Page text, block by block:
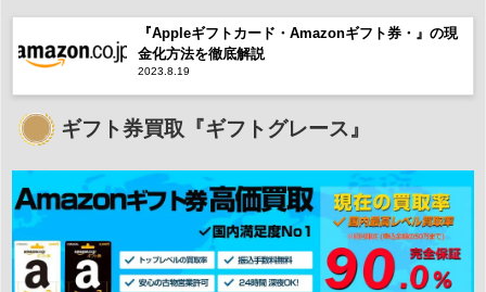
『Appleギフトカード・Amazonギフト券・』の現
金化方法を徹底解説
2023.8.19
ギフト券買取『ギフトグレース』